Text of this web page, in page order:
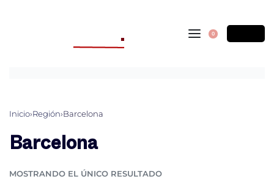
0OPEN
Inicio›Región›Barcelona
Barcelona
MOSTRANDO EL ÚNICO RESULTADO